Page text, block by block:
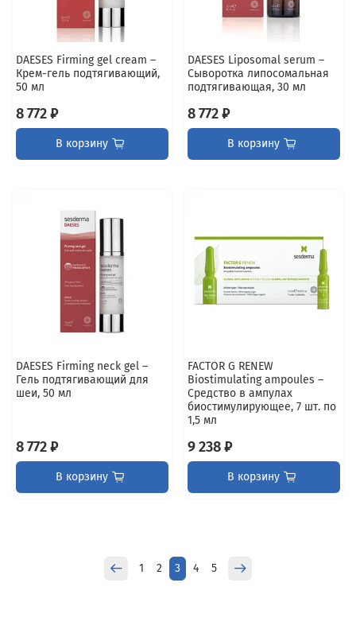
DAESES Firming gel cream –
Крем-гель подтягивающий,
50 мл
8 772 ₽
В корзину
DAESES Liposomal serum –
Сыворотка липосомальная
подтягивающая, 30 мл
8 772 ₽
В корзину
DAESES Firming neck gel –
Гель подтягивающий для
шеи, 50 мл
8 772 ₽
В корзину
FACTOR G RENEW
Biostimulating ampoules –
Средство в ампулах
биостимулирующее, 7 шт. по
1,5 мл
9 238 ₽
В корзину
1 2 3 4 5